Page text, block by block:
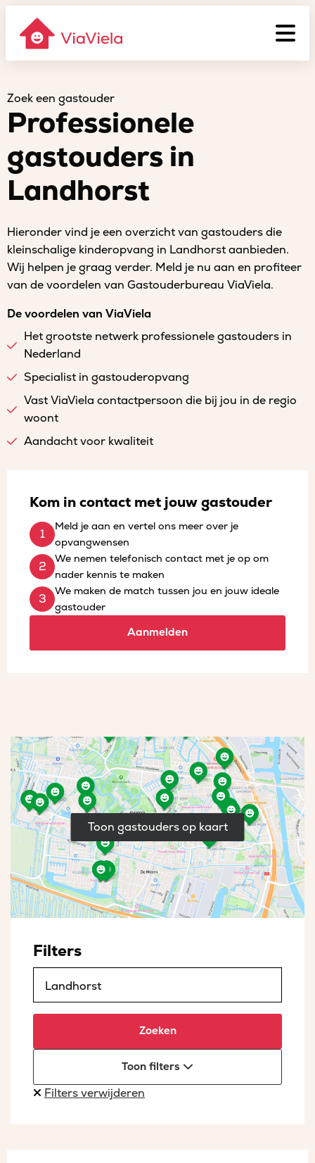
Zoek een gastouder
Professionele
gastouders in
Landhorst
Hieronder vind je een overzicht van gastouders die
kleinschalige kinderopvang in Landhorst aanbieden.
Wij helpen je graag verder. Meld je nu aan en profiteer
van de voordelen van Gastouderbureau ViaViela.
De voordelen van ViaViela
Het grootste netwerk professionele gastouders in
Nederland
Specialist in gastouderopvang
Vast ViaViela contactpersoon die bij jou in de regio
woont
Aandacht voor kwaliteit
Kom in contact met jouw gastouder
Meld je aan en vertel ons meer over je
opvangwensen
We nemen telefonisch contact met je op om
nader kennis te maken
We maken de match tussen jou en jouw ideale
gastouder
Aanmelden
Toon gastouders op kaart
Filters
Zoeken
Toon filters
Filters verwijderen